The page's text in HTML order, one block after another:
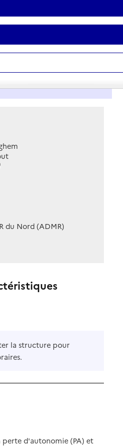
du Nord (ADMR)
la structure pour
perte d'autonomie (PA) et